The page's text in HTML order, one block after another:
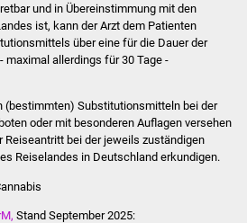
Beirat Süßener Vereine
Sportanlagen
Tourismus
Erlebnisregion
Route der
und in Übereinstimmung mit den
ist, kann der Arzt dem Patienten
über eine für die Dauer der
maximal allerdings für 30 Tage -
(bestimmten) Substitutionsmitteln bei der
oder mit besonderen Auflagen versehen
Reiseantritt bei der jeweils zuständigen
Reiselandes in Deutschland erkundigen.
Stand September 2025: